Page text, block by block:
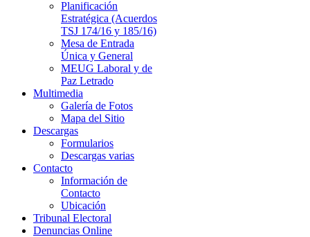
Planificación
Estratégica (Acuerdos
TSJ 174/16 y 185/16)
Mesa de Entrada
Única y General
MEUG Laboral y de
Paz Letrado
Multimedia
Galería de Fotos
Mapa del Sitio
Descargas
Formularios
Descargas varias
Contacto
Información de
Contacto
Ubicación
Tribunal Electoral
Denuncias Online